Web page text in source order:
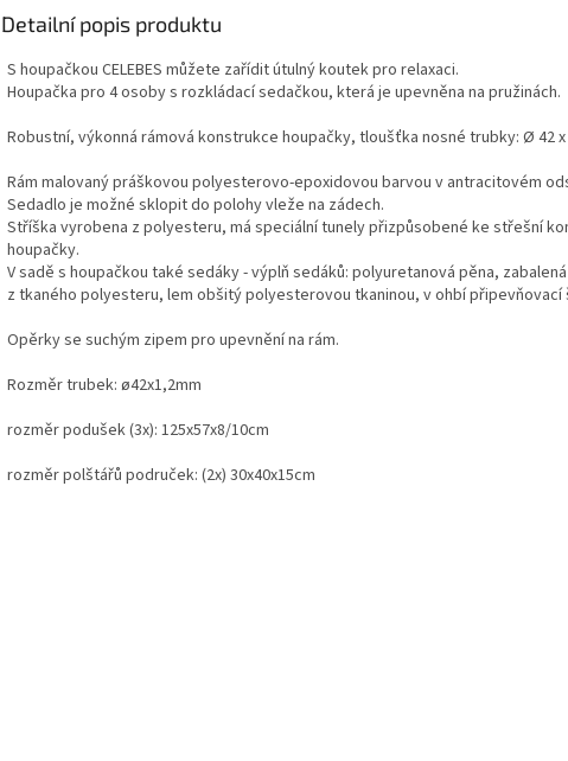
Detailní popis produktu
S houpačkou CELEBES můžete zařídit útulný koutek pro relaxaci.
Houpačka pro 4 osoby s rozkládací sedačkou, která je upevněna na pružinách.
Robustní, výkonná rámová konstrukce houpačky, tloušťka nosné trubky: Ø 42 x
Rám malovaný práškovou polyesterovo-epoxidovou barvou v antracitovém
Sedadlo je možné sklopit do polohy vleže na zádech.
Stříška vyrobena z polyesteru, má speciální tunely přizpůsobené ke střešní
houpačky.
V sadě s houpačkou také sedáky - výplň sedáků: polyuretanová pěna,
z tkaného polyesteru, lem obšitý polyesterovou tkaninou, v ohbí připevňovací
Opěrky se suchým zipem pro upevnění na rám.
Rozměr trubek: ø42x1,2mm
rozměr podušek (3x): 125x57x8/10cm
rozměr polštářů područek: (2x) 30x40x15cm